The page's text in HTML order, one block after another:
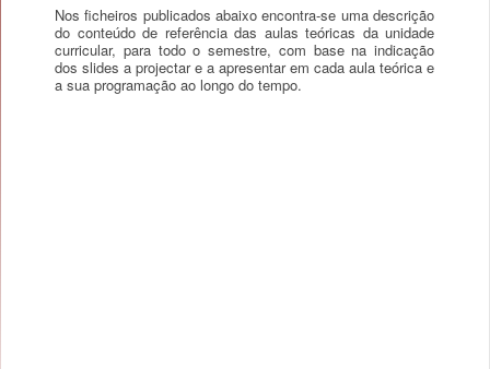
Nos ficheiros publicados abaixo encontra-se uma descrição
do conteúdo de referência das aulas teóricas da unidade
curricular, para todo o semestre, com base na indicação
dos slides a projectar e a apresentar em cada aula teórica e
a sua programação ao longo do tempo.